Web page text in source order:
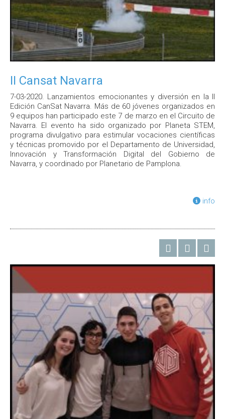
II Cansat Navarra
7-03-2020. Lanzamientos emocionantes y diversión en la II
Edición CanSat Navarra. Más de 60 jóvenes organizados en
9 equipos han participado este 7 de marzo en el Circuito de
Navarra. El evento ha sido organizado por Planeta STEM,
programa divulgativo para estimular vocaciones científicas
y técnicas promovido por el Departamento de Universidad,
Innovación y Transformación Digital del Gobierno de
Navarra, y coordinado por Planetario de Pamplona.
info